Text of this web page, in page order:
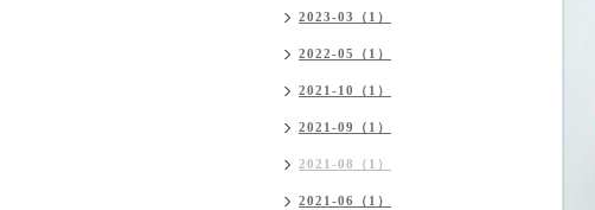
2023-03（1）
2022-05（1）
2021-10（1）
2021-09（1）
2021-08（1）
2021-06（1）